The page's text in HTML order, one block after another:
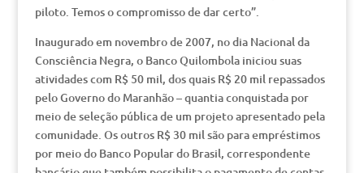
piloto. Temos o compromisso de dar certo”.
Inaugurado em novembro de 2007, no dia Nacional da
Consciência Negra, o Banco Quilombola iniciou suas
atividades com R$ 50 mil, dos quais R$ 20 mil repassados
pelo Governo do Maranhão – quantia conquistada por
meio de seleção pública de um projeto apresentado pela
comunidade. Os outros R$ 30 mil são para empréstimos
por meio do Banco Popular do Brasil, correspondente